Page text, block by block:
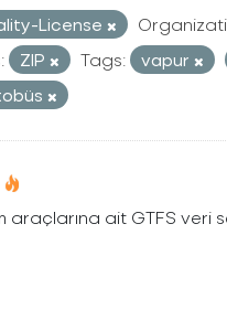
License
ZIP Tags: vapur
araçlarına ait GTFS veri